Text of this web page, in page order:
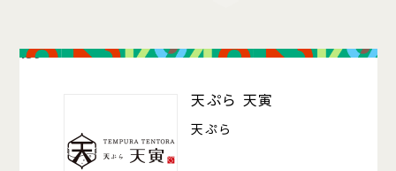
139
天ぷら 天寅
天ぷら